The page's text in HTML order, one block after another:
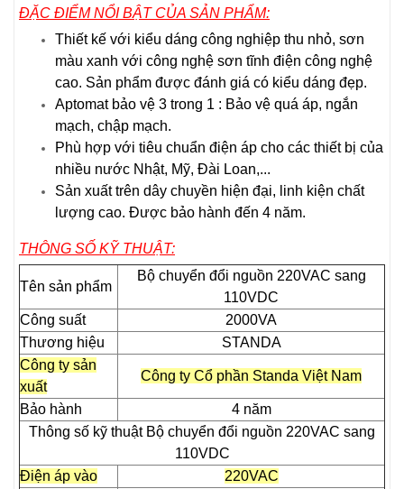
ĐẶC ĐIỂM NỔI BẬT CỦA SẢN PHẨM:
Thiết kế với kiểu dáng công nghiệp thu nhỏ, sơn
màu xanh với công nghệ sơn tĩnh điện công nghệ
cao. Sản phẩm được đánh giá có kiểu dáng đẹp.
Aptomat bảo vệ 3 trong 1 : Bảo vệ quá áp, ngắn
mạch, chập mạch.
Phù hợp với tiêu chuẩn điện áp cho các thiết bị của
nhiều nước Nhật, Mỹ, Đài Loan,...
Sản xuất trên dây chuyền hiện đại, linh kiện chất
lượng cao. Được bảo hành đến 4 năm.
THÔNG SỐ KỸ THUẬT:
Tên sản phẩm
Bộ chuyển đổi nguồn 220VAC sang
110VDC
Công suất
2000VA
Thương hiệu
STANDA
Công ty sản
xuất
Công ty Cổ phần Standa Việt Nam
Bảo hành
4 năm
Thông số kỹ thuật Bộ chuyển đổi nguồn 220VAC sang
110VDC
Điện áp vào
220VAC